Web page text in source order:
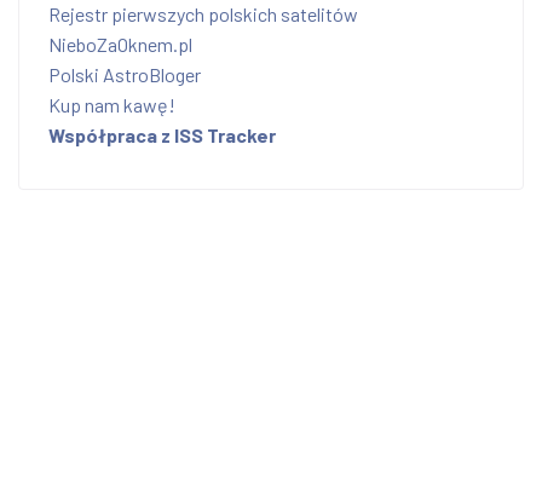
Rejestr pierwszych polskich satelitów
NieboZaOknem.pl
Polski AstroBloger
Kup nam kawę!
Współpraca z ISS Tracker